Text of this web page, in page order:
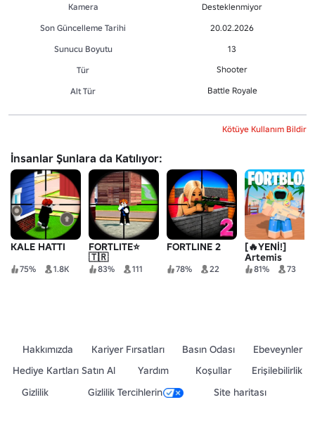
Kamera
Desteklenmiyor
Son Güncelleme Tarihi
20.02.2026
Sunucu Boyutu
13
Tür
Shooter
Alt Tür Battle Royale
Kötüye Kullanım Bildir
İnsanlar Şunlara da Katılıyor:
KALE HATTI
75% 1.8K
FORTLITE⭐
🇹🇷
83% 111
FORTLINE 2
78% 22
[🔥YENİ!]
Artemis
Royale
81% 73
Hakkımızda Kariyer Fırsatları Basın Odası
Ebeveynler
Hediye Kartları Satın Al
Yardım Koşullar
Erişilebilirlik
Gizlilik
Gizlilik Tercihlerin Site haritası